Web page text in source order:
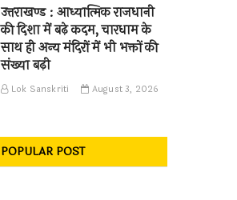
उत्तराखण्ड : आध्यात्मिक राजधानी
की दिशा में बढ़े कदम, चारधाम के
साथ ही अन्य मंदिरों में भी भक्तों की
संख्या बढ़ी
Lok Sanskriti August 3, 2026
POPULAR POST